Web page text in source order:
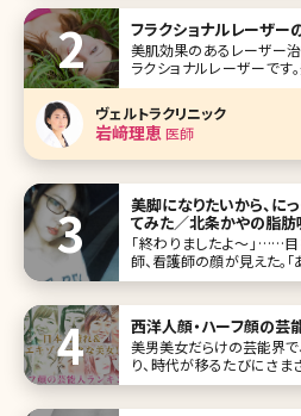
咲コウ
フラクショナルレーザー
美肌効果のあるレーザー
ラクショナルレーザーです
るレーザーの治療はいくつ
ルレーザーにはどのような
フラクショナルレーザー
報まで詳しくお伝えしていき
ヴェルトラクリニック
岩﨑理恵医師
美脚になりたいから、に
てみた／北条かやの脂肪
記
「終わりましたよ～」……
師、看護師の顔が見えた。
てました。何時間かかりま
ていたのだ。そ
西洋人顔・ハーフ顔の芸
美男美女だらけの芸能界で
り、時代が移るたびにさま
ています。ここ5年ほどで